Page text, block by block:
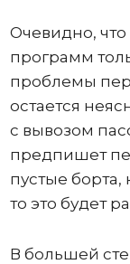
Очевидно,
программ
проблемы
остается
с вывозом
предпишет
пустые борта,
то это будет
В большей